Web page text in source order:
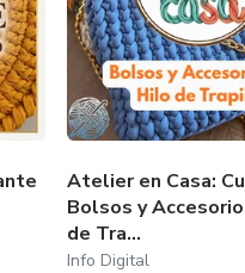
Atelier en Casa:
Bolsos y
de Tra...
Info Digital